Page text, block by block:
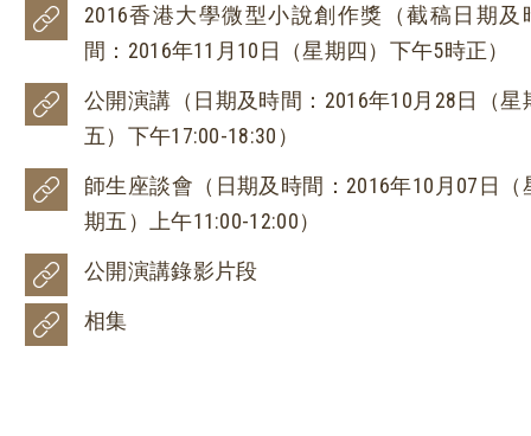
2016香港大學微型小說創作獎（截稿日期及
間：2016年11月10日（星期四）下午5時正）
公開演講（日期及時間：2016年10月28日（星
五）下午17:00-18:30）
師生座談會（日期及時間：2016年10月07日（
期五）上午11:00-12:00）
公開演講錄影片段
相集